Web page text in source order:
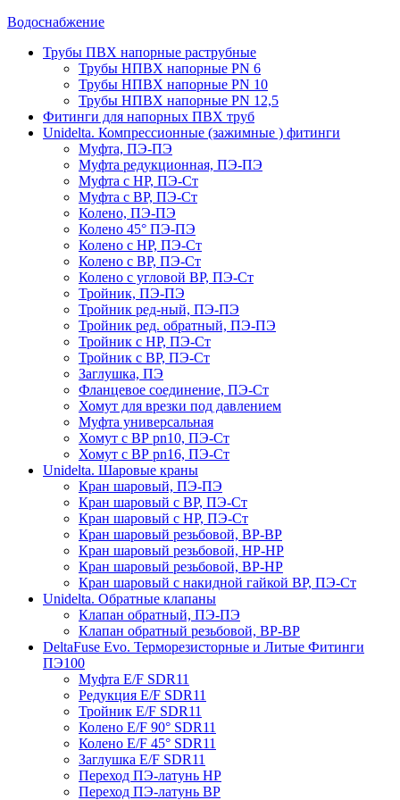
Водоснабжение
Трубы ПВХ напорные раструбные
Трубы НПВХ напорные PN 6
Трубы НПВХ напорные PN 10
Трубы НПВХ напорные PN 12,5
Фитинги для напорных ПВХ труб
Unidelta. Компрессионные (зажимные ) фитинги
Муфта, ПЭ-ПЭ
Муфта редукционная, ПЭ-ПЭ
Муфта с НР, ПЭ-Ст
Муфта с ВР, ПЭ-Ст
Колено, ПЭ-ПЭ
Колено 45° ПЭ-ПЭ
Колено с НР, ПЭ-Ст
Колено с ВР, ПЭ-Ст
Колено с угловой ВР, ПЭ-Ст
Тройник, ПЭ-ПЭ
Тройник ред-ный, ПЭ-ПЭ
Тройник ред. обратный, ПЭ-ПЭ
Тройник с НР, ПЭ-Ст
Тройник с ВР, ПЭ-Ст
Заглушка, ПЭ
Фланцевое соединение, ПЭ-Ст
Хомут для врезки под давлением
Муфта универсальная
Хомут с ВР pn10, ПЭ-Ст
Хомут с ВР pn16, ПЭ-Ст
Unidelta. Шаровые краны
Кран шаровый, ПЭ-ПЭ
Кран шаровый с ВР, ПЭ-Ст
Кран шаровый с НР, ПЭ-Ст
Кран шаровый резьбовой, ВР-ВР
Кран шаровый резьбовой, НР-НР
Кран шаровый резьбовой, ВР-НР
Кран шаровый с накидной гайкой ВР, ПЭ-Ст
Unidelta. Обратные клапаны
Клапан обратный, ПЭ-ПЭ
Клапан обратный резьбовой, ВР-ВР
DeltaFuse Evo. Терморезисторные и Литые Фитинги
ПЭ100
Муфта E/F SDR11
Редукция E/F SDR11
Тройник E/F SDR11
Колено E/F 90° SDR11
Колено E/F 45° SDR11
Заглушка E/F SDR11
Переход ПЭ-латунь НР
Переход ПЭ-латунь ВР